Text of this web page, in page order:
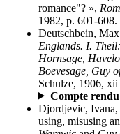
romance"? »,
1982, p. 601-608.
Deutschbein,
Englands. I.
Hornsage,
Boevesage, Guy
Schulze, 1906,
Compte
Djordjevic, Ivana,
using, misusing